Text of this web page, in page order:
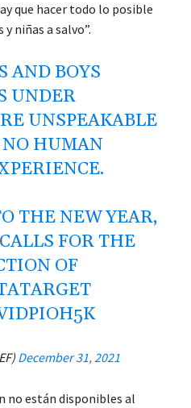
que hacer todo lo posible
niñas a salvo”.
AND BOYS
UNDER
UNSPEAKABLE
HUMAN
THE NEW YEAR,
CALLS FOR THE
OF
December 31, 2021
no están disponibles al